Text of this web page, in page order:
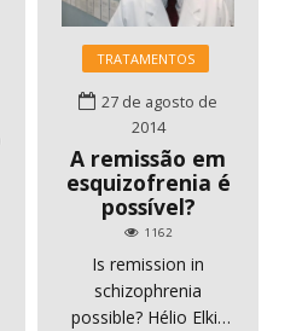
instituições. Para tal
utilizamos como
protocolos de busca
um descritor, que foi
comunidade
terapêutica, a partir
de critérios
previamente
definidos nas bases
Ibecs, Medline e
PubMed, no período
TRATAMENTOS
27 de agosto de
2014
A remissão em
esquizofrenia é
possível?
1162
Is remission in
schizophrenia
possible? Hélio Elkis